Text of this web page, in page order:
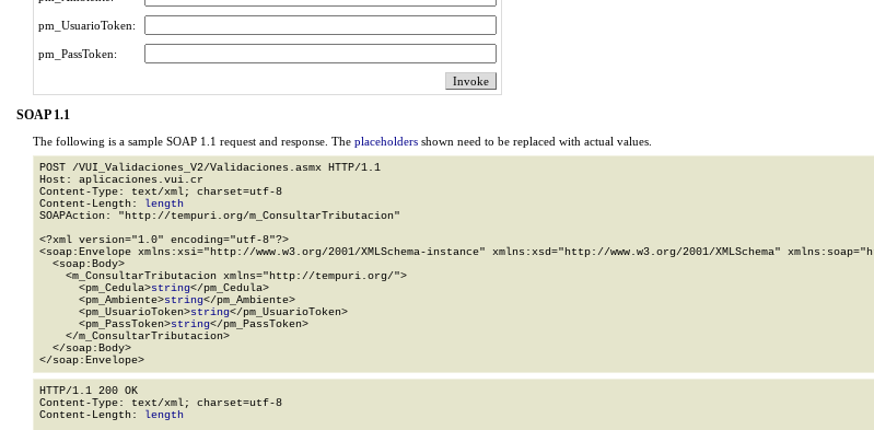
pm_UsuarioToken:
pm_PassToken:
SOAP 1.1
The following is a sample SOAP 1.1 request and response. The placeholders shown need to be replaced with actual values.
POST /VUI_Validaciones_V2/Validaciones.asmx HTTP/1.1
Host: aplicaciones.vui.cr
Content-Type: text/xml; charset=utf-8
Content-Length: length
SOAPAction: "http://tempuri.org/m_ConsultarTributacion"
<?xml version="1.0" encoding="utf-8"?>
<soap:Envelope xmlns:xsi="http://www.w3.org/2001/XMLSchema-instance" xmlns:xsd="http://www.w3.org/2001/XMLSchema"
  <soap:Body>
    <m_ConsultarTributacion xmlns="http://tempuri.org/">
      <pm_Cedula>
string</pm_Cedula>
      <pm_Ambiente>
string</pm_Ambiente>
      <pm_UsuarioToken>
string</pm_UsuarioToken>
      <pm_PassToken>
string</pm_PassToken>
    </m_ConsultarTributacion>
  </soap:Body>
</soap:Envelope>
HTTP/1.1 200 OK
Content-Type: text/xml; charset=utf-8
Content-Length: length